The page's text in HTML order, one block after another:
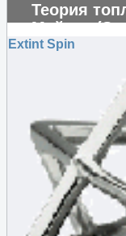
Теория
Мейера
Extint Spin